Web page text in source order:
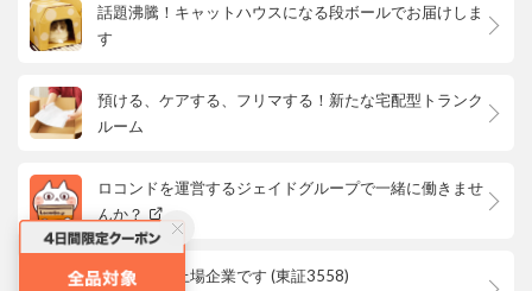
話題沸騰！キャットハウスになる段ボールでお届けしま
す
預ける、ケアする、フリマする！新たな宅配型トランク
ルーム
ロコンドを運営するジェイドグループで一緒に働きませ
んか？
ロコンドは上場企業です (東証3558)